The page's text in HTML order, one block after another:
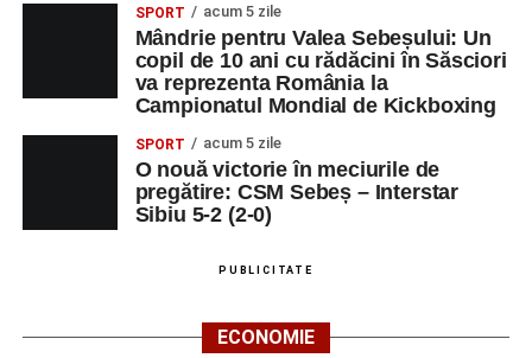
SPORT acum 5 zile
Mândrie pentru Valea Sebeșului: Un
copil de 10 ani cu rădăcini în Săsciori
va reprezenta România la
Campionatul Mondial de Kickboxing
SPORT acum 5 zile
O nouă victorie în meciurile de
pregătire: CSM Sebeș – Interstar
Sibiu 5-2 (2-0)
PUBLICITATE
ECONOMIE